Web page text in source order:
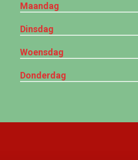
Maandag
Dinsdag
Woensdag
Donderdag